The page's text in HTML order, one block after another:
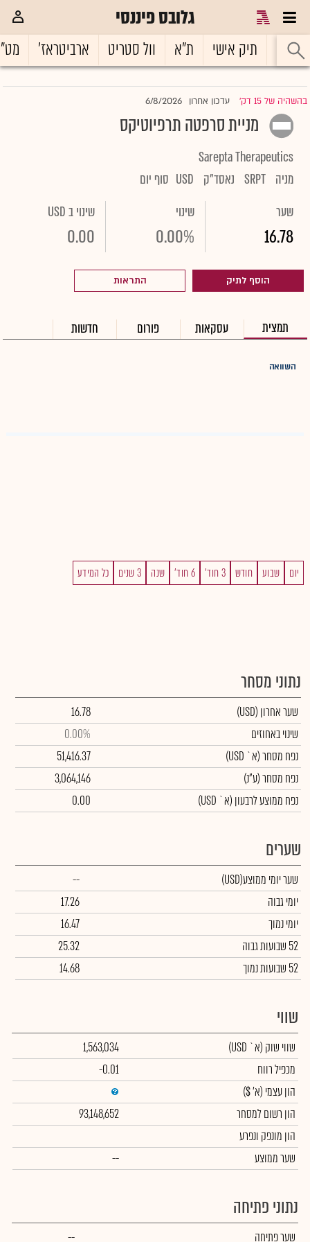
גלובס פיננסי
ראשי תיק אישי ת"א וול סטריט ארביטראז'
בהשהיה של 15 דק' |עדכון אחרון 6/8/2026
מניית סרפטה תרפיוטיקס
Sarepta Therapeutics
מניה SRPT נאסד"ק USD סוף יום
שער
16.78
שינוי
0.00%
שינוי ב USD
0.00
הוסף לתיק התראות
תמצית עסקאות פורום חדשות
השוואה
יום שבוע חודש 3 חוד' 6 חוד' שנה 3 שנים כל המידע
נתוני מסחר
שער אחרון (USD)
16.78
שינוי באחוזים
0.00%
נפח מסחר(א` USD)
51,416.37
נפח מסחר(ע"נ)
3,064,146
נפח ממוצע לרבעון (א` USD)
0.00
שערים
שער יומי ממוצע(USD)
--
יומי גבוה
17.26
יומי נמוך
16.47
52 שבועות גבוה
25.32
52 שבועות נמוך
14.68
שווי
שווי שוק (א` USD)
1,563,034
מכפיל רווח
-0.01
הון עצמי (א' $)
הון רשום למסחר
93,148,652
הון מונפק ונפרע
שער ממוצע
--
נתוני פתיחה
שער פתיחה --